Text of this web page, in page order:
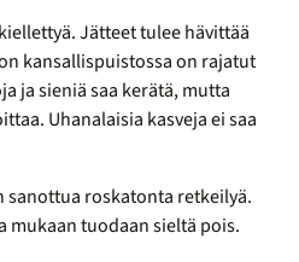
Jätteet tulee hävittää
kansallispuistossa on rajatut
ja sieniä saa kerätä, mutta
Uhanalaisia kasveja ei saa
sanottua roskatonta retkeilyä.
tuodaan sieltä pois.